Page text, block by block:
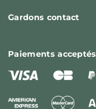
Gardons contact
Paiementsacceptés